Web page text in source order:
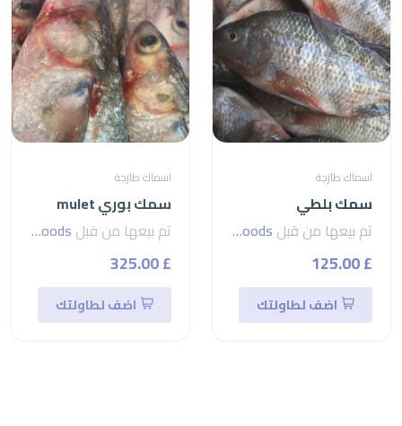
اسماك طازجة
سمك بلطي
تم بيعها من قبل seven foods
£ 125.00
اضف لطاولتك
اسماك طازجة
سمك بوري mulet
تم بيعها من قبل seven foods
£ 325.00
اضف لطاولتك